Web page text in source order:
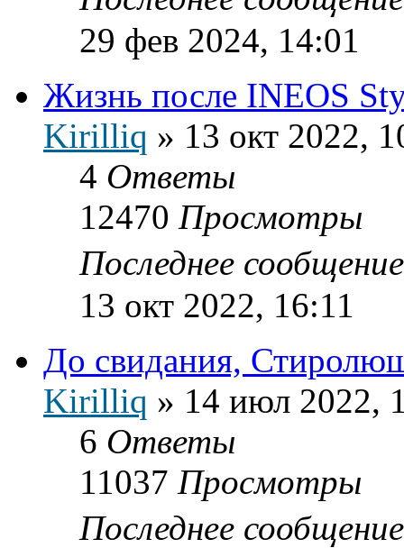
29 фев 2024, 14:01
Жизнь после INEOS
Kirilliq » 13 окт 2022,
4 Ответы
12470 Просмотры
Последнее
13 окт 2022, 16:11
До свидания,
Kirilliq » 14 июл 2022,
6 Ответы
11037 Просмотры
Последнее